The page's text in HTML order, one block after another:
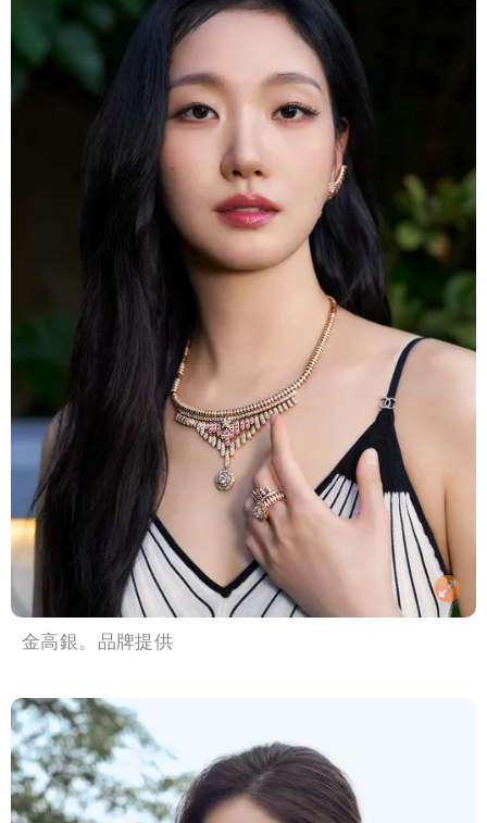
金高銀。品牌提供